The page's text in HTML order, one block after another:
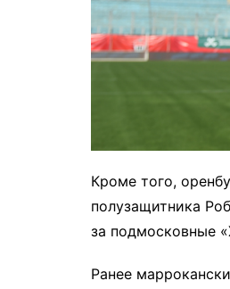
Кроме того,
полузащитника
за подмосковные
Ранее